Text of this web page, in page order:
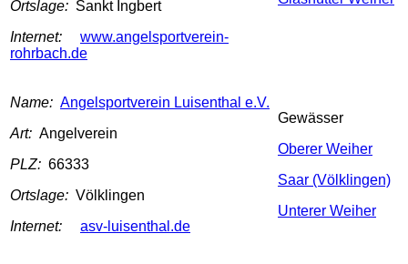
Ortslage: Sankt Ingbert
Internet:
www.angelsportverein-
rohrbach.de
Name: Angelsportverein Luisenthal e.V.
Art: Angelverein
PLZ: 66333
Ortslage: Völklingen
Internet:
asv-luisenthal.de
Gewässer
Oberer Weiher
Saar (Völklingen)
Unterer Weiher